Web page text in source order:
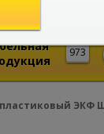
973
ЭКФ